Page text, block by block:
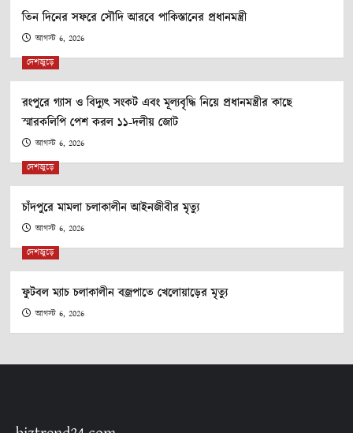
তিন দিনের সফরে সৌদি আরবে পাকিস্তানের প্রধানমন্ত্রী
আগস্ট 6, 2026
দেশজুড়ে
রংপুরে গ্যাস ও বিদ্যুৎ সংকট এবং মূল্যবৃদ্ধি নিয়ে প্রধানমন্ত্রীর কাছে
স্মারকলিপি পেশ করল ১১-দলীয় জোট
আগস্ট 6, 2026
দেশজুড়ে
চাঁদপুরে মামলা চলাকালীন আইনজীবীর মৃত্যু
আগস্ট 6, 2026
দেশজুড়ে
ফুটবল ম্যাচ চলাকালীন বজ্রপাতে খেলোয়াড়ের মৃত্যু
আগস্ট 6, 2026